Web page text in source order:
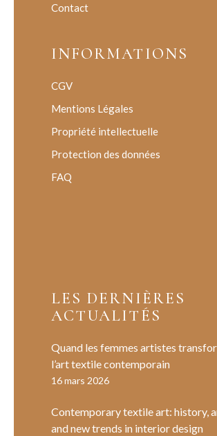
Contact
INFORMATIONS
CGV
Mentions Légales
Propriété intellectuelle
Protection des données
FAQ
LES DERNIÈRES
ACTUALITÉS
Quand les femmes artistes
l’art textile contemporain
16 mars 2026
Contemporary textile art: history,
and new trends in interior design